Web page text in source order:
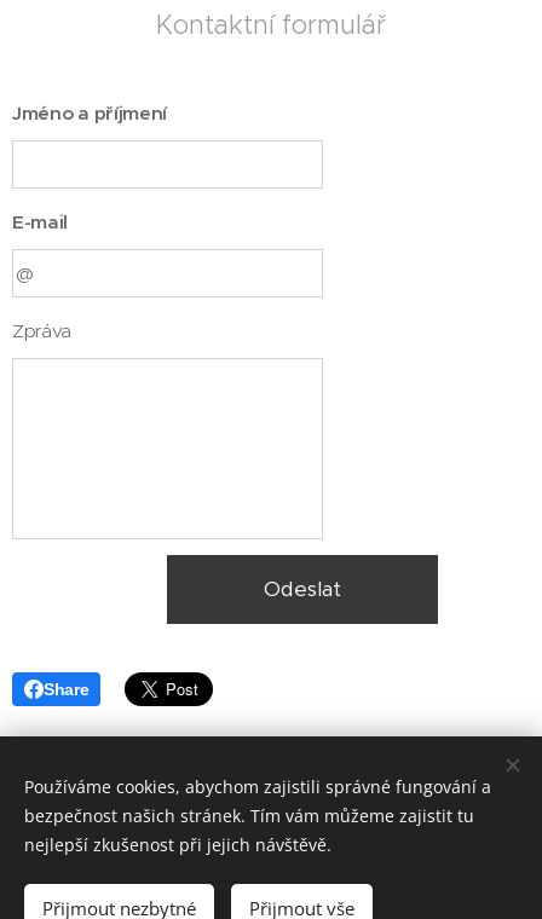
Kontaktní formulář
Jméno a příjmení
E-mail
Zpráva
Odeslat
Share
© 2025, Ekologická likvidace vozidel Plzeň,
Používáme cookies, abychom zajistili správné fungování a
bezpečnost našich stránek. Tím vám můžeme zajistit tu
nejlepší zkušenost při jejich návštěvě.
Přijmout nezbytné Přijmout vše